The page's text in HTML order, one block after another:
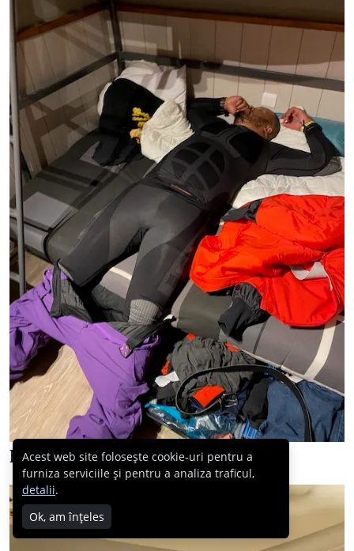
Dar apoi am luat-o din loc…
Acest web site folosește cookie-uri pentru a
furniza serviciile și pentru a analiza traficul,
detalii.
Ok, am înțeles